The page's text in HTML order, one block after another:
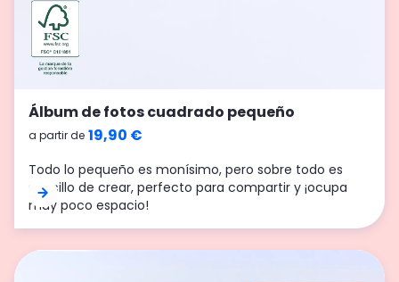
Álbum de fotos cuadrado pequeño
a partir de 19,90 €
Todo lo pequeño es monísimo, pero sobre todo es
sencillo de crear, perfecto para compartir y ¡ocupa
muy poco espacio!